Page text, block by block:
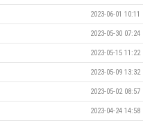
2023-06-01 10:11
2023-05-30 07:24
2023-05-15 11:22
2023-05-09 13:32
2023-05-02 08:57
2023-04-24 14:58